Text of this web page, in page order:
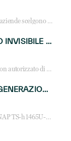
HP ProBook: 5 motivi per cui le aziende scelgono i notebook business HP per migliorare produttività, sicurezza e gestione dell’AI.
SHADOW AI: IL RISCHIO INVISIBILE CHE LE AZIENDE POSSONO GOVERNARE
Shadow AI riguardo l’impiego non autorizzato di sistemi AI all’interno dell’azienda. E’ una pratica che si diffonde a partire dai dipendenti fino ai dirigenti e mette a repentaglio la cybersecurity, con costi più elevati per le organizzazioni. Due recenti report illustrano il fenomeno e forniscono dati in merito
NAS QNAP DI NUOVA GENERAZIONE: PIÙ PRESTAZIONI, SCALABILITÀ E PROTEZIONE DEI DATI PER LE INFRASTRUTTURE IT MODERNE
Scopri la nuova gamma NAS QNAP TS-h1465U-RP, TS-h1065eU e TS-h665U: storage aziendale con ZFS, DDR5, E1.S NVMe e connettività 2.5GbE per backup, virtualizzazione e cybersecurity.